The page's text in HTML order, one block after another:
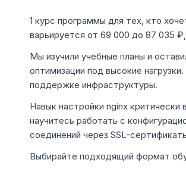
1 курс программы для тех, кто
варьируется от 69 000 до 87 035
Мы изучили учебные планы и
оптимизации под высокие
поддержке инфраструктуры.
Навык настройки nginx
научитесь работать с
соединений через SSL-
Выбирайте подходящий формат